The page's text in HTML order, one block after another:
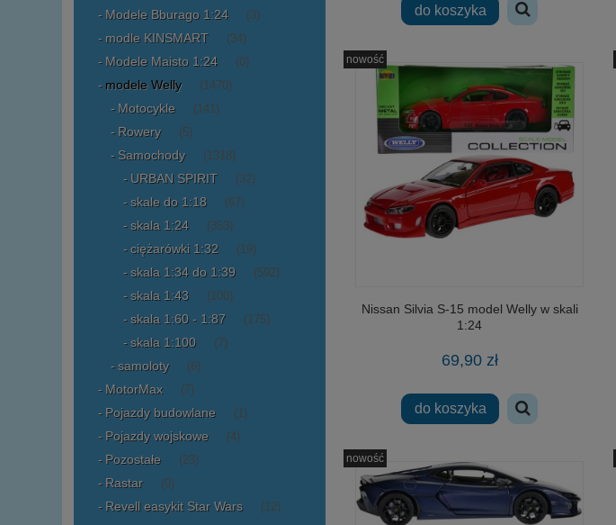
Modele Bburago 1:24 (3)
modle KINSMART (34)
Modele Maisto 1:24 (0)
modele Welly (1470)
Motocykle (141)
Rowery (5)
Samochody (1318)
URBAN SPIRIT (32)
skale do 1:18 (67)
skala 1:24 (353)
ciężarówki 1:32 (19)
skala 1:34 do 1:39 (592)
skala 1:43 (100)
skala 1:60 - 1:87 (175)
skala 1:100 (7)
samoloty (6)
MotorMax (7)
Pojazdy budowlane (1)
Pojazdy wojskowe (4)
Pozostałe (23)
Rastar (0)
Revell easykit Star Wars (12)
do koszyka
Nissan Silvia S-15 model Welly w skali
1:24
69,90 zł
do koszyka
nowość
nowość